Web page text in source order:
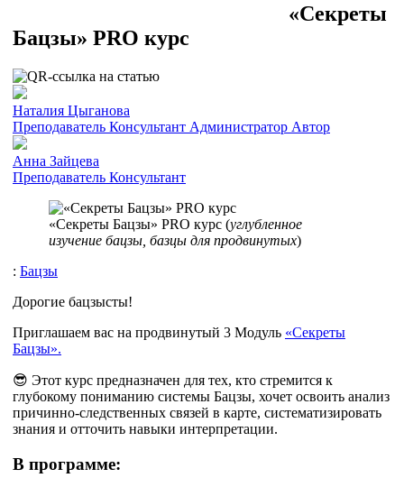
«Секреты
Бацзы» PRO курс
Наталия Цыганова
Преподаватель Консультант Администратор Автор
Анна Зайцева
Преподаватель Консультант
«Секреты Бацзы» PRO курс (углубленное
изучение бацзы, базцы для продвинутых)
: Бацзы
Дорогие бацзысты!
Приглашаем вас на продвинутый 3 Модуль «Секреты
Бацзы».
😎 Этот курс предназначен для тех, кто стремится к
глубокому пониманию системы Бацзы, хочет освоить анализ
причинно-следственных связей в карте, систематизировать
знания и отточить навыки интерпретации.
В программе: